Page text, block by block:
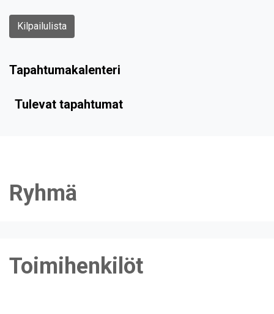
Kilpailulista
Tapahtumakalenteri
Tulevat tapahtumat
Ryhmä
Toimihenkilöt